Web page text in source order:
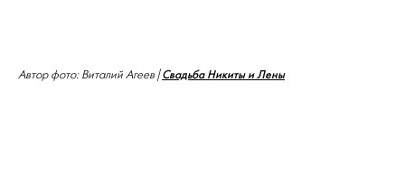
Автор фото: Виталий Агеев |Свадьба Никиты и Лены